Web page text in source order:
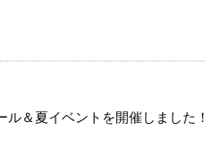
＆夏イベントを開催しました！